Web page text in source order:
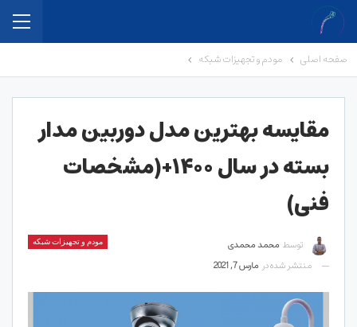
صفحه اصلی مودم و تجهیزات شبکه
مقایسه بهترین مدل دوربین مدار
بسته در سال ۱۴۰۰+(مشخصات
فنی)
مودم و تجهیزات شبکه توسط محمد محمدی
منتشر شده در مارس 7, 2021